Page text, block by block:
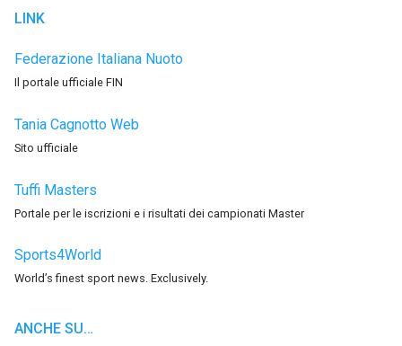
LINK
Federazione Italiana Nuoto
Il portale ufficiale FIN
Tania Cagnotto Web
Sito ufficiale
Tuffi Masters
Portale per le iscrizioni e i risultati dei campionati Master
Sports4World
World’s finest sport news. Exclusively.
ANCHE SU…